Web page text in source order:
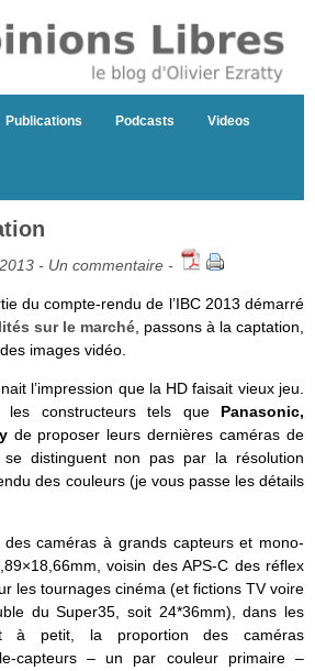
Publications Podcasts Videos
- Un commentaire -
du compte-rendu de l’IBC 2013 démarré
sur le marché , passons à la captation,
images vidéo.
l’impression que la HD faisait vieux jeu.
les constructeurs tels que Panasonic,
de proposer leurs dernières caméras de
distinguent non pas par la résolution
des couleurs (je vous passe les détails
caméras à grands capteurs et mono-
voisin des APS-C des réflex
les tournages cinéma (et fictions TV voire
du Super35, soit 24*36mm), dans les
à petit, la proportion des caméras
capteurs – un par couleur primaire –